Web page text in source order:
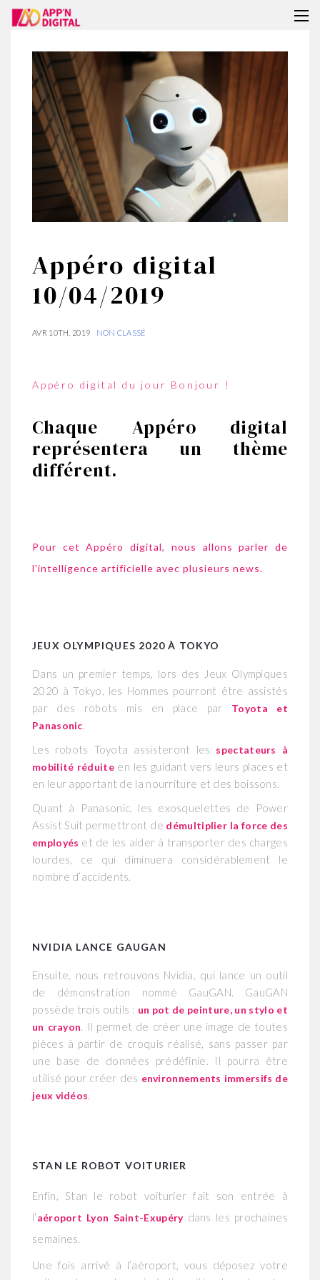
Appéro digital
10/04/2019
AVR 10TH, 2019 NON CLASSÉ
Appéro digital du jour Bonjour !
Chaque Appéro digital
représentera un thème
différent.
Pour cet Appéro digital, nous allons parler de
l’intelligence artificielle avec plusieurs news.
JEUX OLYMPIQUES 2020 À TOKYO
Dans un premier temps, lors des Jeux Olympiques
2020 à Tokyo, les Hommes pourront être assistés
par des robots mis en place par Toyota et
Panasonic.
Les robots Toyota assisteront les spectateurs à
mobilité réduiteen les guidant vers leurs places et
en leur apportant de la nourriture et des boissons.
Quant à Panasonic, les exosquelettes de Power
Assist Suit permettront de démultiplier la force des
employés et de les aider à transporter des charges
lourdes, ce qui diminuera considérablement le
nombre d’accidents.
NVIDIA LANCE GAUGAN
Ensuite, nous retrouvons Nvidia, qui lance un outil
de démonstration nommé GauGAN. GauGAN
possède trois outils : un pot de peinture, un stylo et
un crayon. Il permet de créer une image de toutes
pièces à partir de croquis réalisé, sans passer par
une base de données prédéfinie. Il pourra être
utilisé pour créer des environnements immersifs de
jeux vidéos.
STAN LE ROBOT VOITURIER
Enfin, Stan le robot voiturier fait son entrée à
l’aéroport Lyon Saint-Exupérydans les prochaines
semaines.
Une fois arrivé à l’aéroport, vous déposez votre